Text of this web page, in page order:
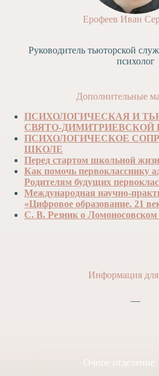
Ерофеев Иван
Руководитель тьюторской
психолог
Дополнительные
ПСИХОЛОГИЧЕСКАЯ И
СВЯТО-
ПСИХОЛОГИЧЕСКОЕ
ШКОЛЕ
Перед стартом школьной
Как помочь первокласснику
Родителям будущих
Международная научно-
«Цифровое образование. 21
С. В. Резник о
Информация для
—
Очное отделение